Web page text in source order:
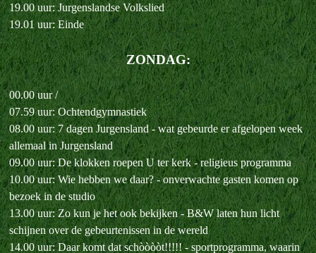
19.00 uur: Jurgenslandse Volkslied
19.01 uur: Einde
ZONDAG:
00.00 uur /
07.59 uur: Ochtendgymnastiek
08.00 uur: 7 dagen Jurgensland - wat gebeurde er afgelopen week
allemaal in Jurgensland
09.00 uur: De klokken roepen U ter kerk - religieus programma
10.00 uur: Wie hebben we daar? - onverwachte gasten komen op
bezoek in de studio
13.00 uur: Zo kun je het ook bekijken - B&W laten hun licht
schijnen over de gebeurtenissen in de wereld
14.00 uur: Daar komt dat schòòòòt!!!!! - sportprogramma, waarin